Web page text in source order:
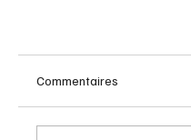
Commentaires